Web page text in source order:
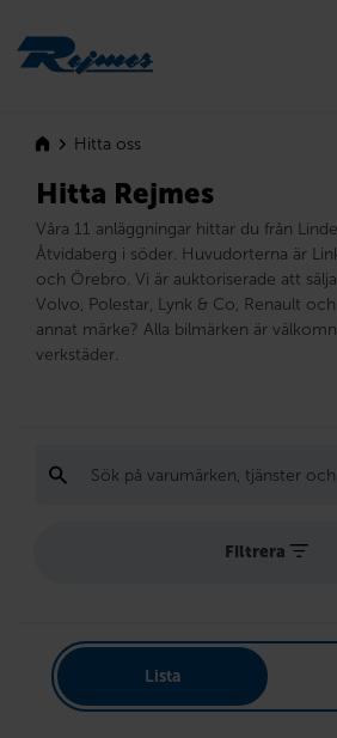
Hitta oss
Hitta Rejmes
Våra 11 anläggningar hittar du från
Åtvidaberg i söder. Huvudorterna är
och Örebro. Vi är auktoriserade att
Volvo, Polestar, Lynk & Co, Renault
annat märke? Alla bilmärken är
verkstäder.
Filtrera
Lista